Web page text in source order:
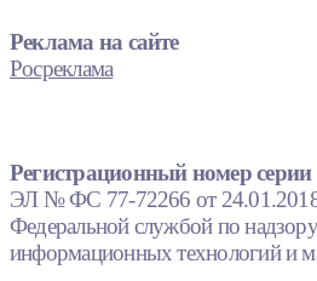
Реклама на сайте
Росреклама
Регистрационный номер серии
ЭЛ № ФС 77-72266 от
Федеральной службой по
информационных технологий и